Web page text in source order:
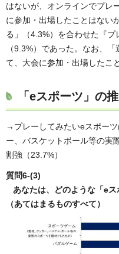
はないが、オンラインでプレ
に参加・出場したことはない
る」（4.3%）を合わせた『
（9.3%）であった。なお、
て、大会に参加・出場したこ
「eスポーツ」の
→プレーしてみたいeスポー
ー、バスケットボール等の実
割強（23.7%）
質問6-(3)
あなたは、どのような「eス
（あてはまるものすべて）